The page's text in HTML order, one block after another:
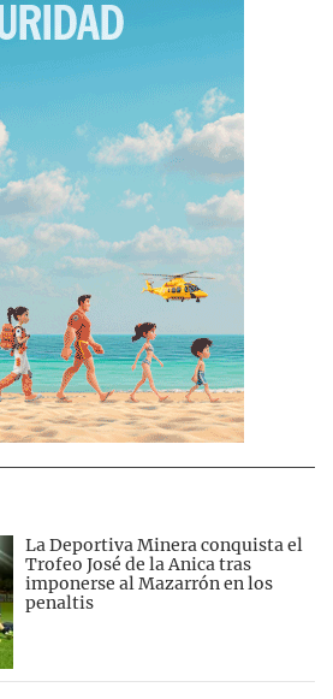
La Deportiva Minera conquista el
Trofeo José de la Anica tras
imponerse al Mazarrón en los
penaltis